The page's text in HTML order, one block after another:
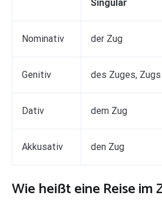
Singular
Nominativ der Zug
Genitiv des Zuges, Zugs
Dativ dem Zug
Akkusativ den Zug
Wie heißt eine Reise im